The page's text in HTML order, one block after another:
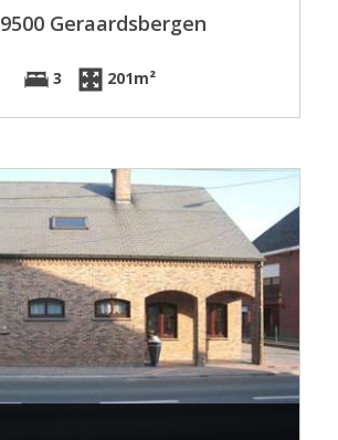
9500 Geraardsbergen
3 201m²